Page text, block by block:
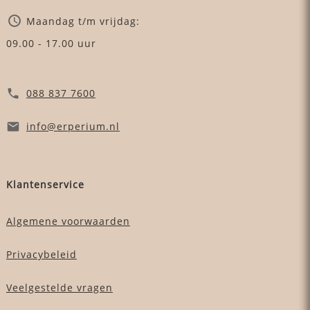
Maandag t/m vrijdag:
09.00 - 17.00 uur
088 837 7600
info@erperium.nl
Klantenservice
Algemene voorwaarden
Privacybeleid
Veelgestelde vragen